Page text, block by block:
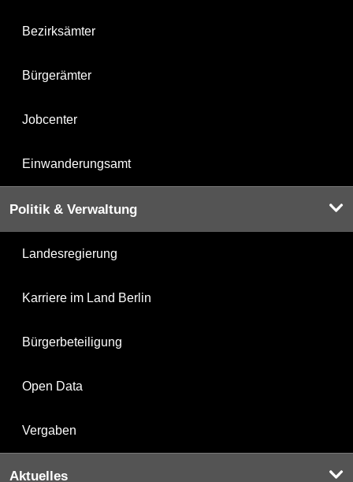
Bezirksämter
Bürgerämter
Jobcenter
Einwanderungsamt
Politik & Verwaltung
Landesregierung
Karriere im Land Berlin
Bürgerbeteiligung
Open Data
Vergaben
Aktuelles